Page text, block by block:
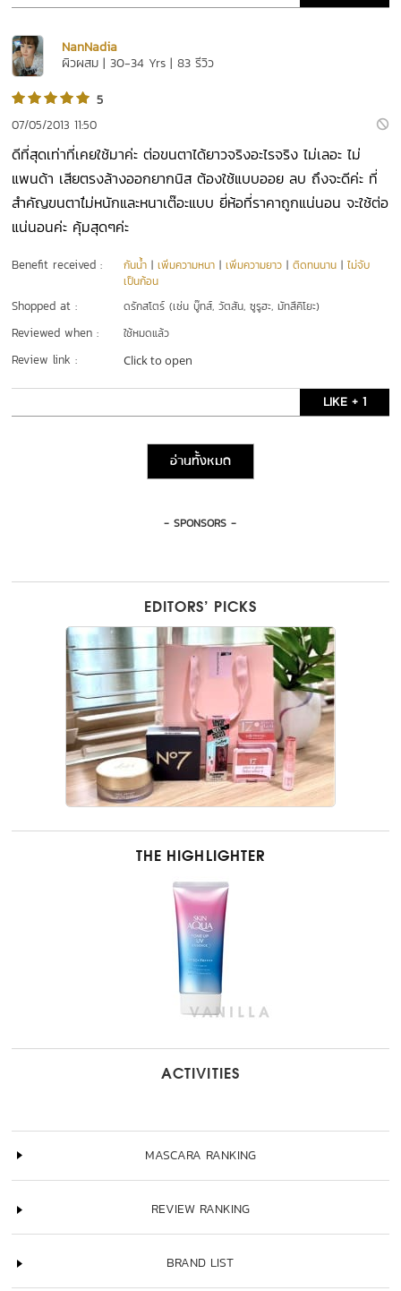
NanNadia
ผิวผสม | 30-34 Yrs | 83 รีวิว
5
07/05/2013 11:50
ดีที่สุดเท่าที่เคยใช้มาค่ะ ต่อขนตาได้ยาวจริงอะไรจริง ไม่เลอะ ไม่
แพนด้า เสียตรงล้างออกยากนิส ต้องใช้แบบออย ลบ ถึงจะดีค่ะ ที่
สำคัญขนตาไ่ม่หนักและหนาเต๊อะแบบ ยี่ห้อที่ราคาถูกแน่นอน จะใช้ต่อ
แน่นอนค่ะ คุ้มสุดๆค่ะ
Benefit received : กันน้ำ |เพิ่มความหนา |เพิ่มความยาว |ติดทนนาน |ไม่จับ
เป็นก้อน
Shopped at : ดรักสโตร์ (เช่น บู๊ทส์, วัตสัน, ซูรูฮะ, มัทสึคิโยะ)
Reviewed when : ใช้หมดแล้ว
Review link : Click to open
LIKE + 1
อ่านทั้งหมด
- SPONSORS -
EDITORS’ PICKS
THE HIGHLIGHTER
ACTIVITIES
MASCARA RANKING
REVIEW RANKING
BRAND LIST